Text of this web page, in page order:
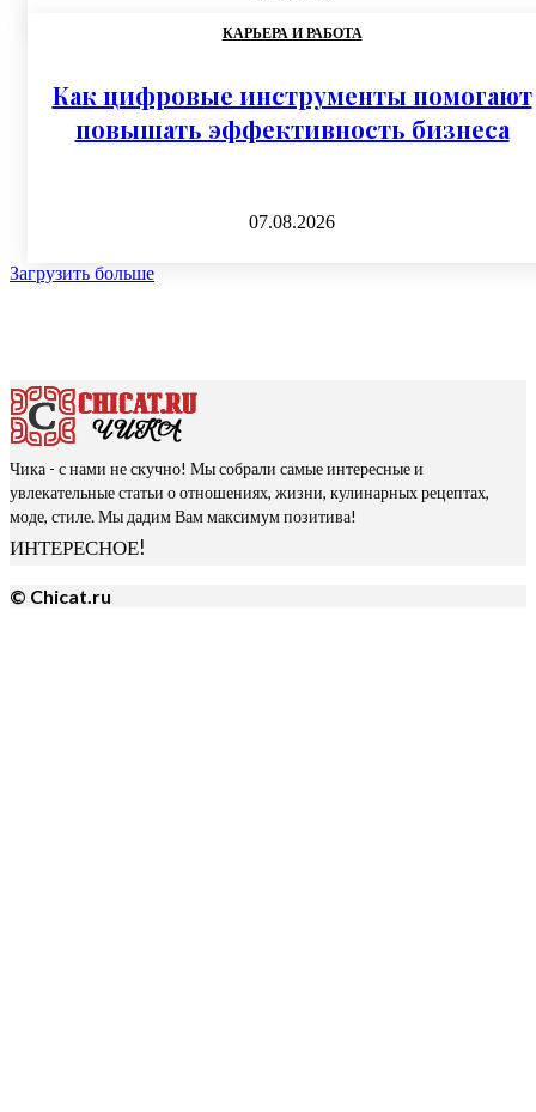
КАРЬЕРА И РАБОТА
Как цифровые инструменты помогают
повышать эффективность бизнеса
07.08.2026
Загрузить больше
Чика - с нами не скучно! Мы собрали самые интересные и
увлекательные статьи о отношениях, жизни, кулинарных рецептах,
моде, стиле. Мы дадим Вам максимум позитива!
ИНТЕРЕСНОЕ!
© Chicat.ru